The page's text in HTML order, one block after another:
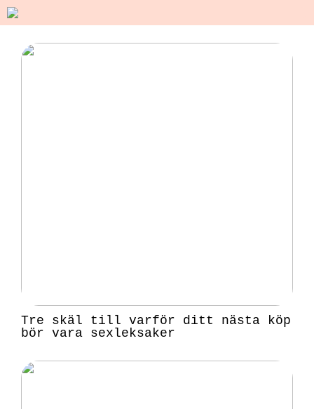
Tre skäl till varför ditt nästa köp
bör vara sexleksaker